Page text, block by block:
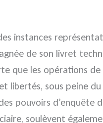
instances
de son livret
que les opérations
sous peine
pouvoirs d’enquête
soulèvent